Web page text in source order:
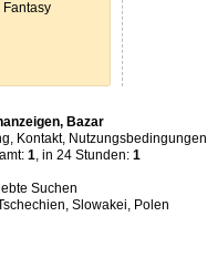
Fantasy
Bazar
, Kontakt, Nutzungsbedingungen
1, in 24 Stunden: 1
Suchen
, Slowakei, Polen